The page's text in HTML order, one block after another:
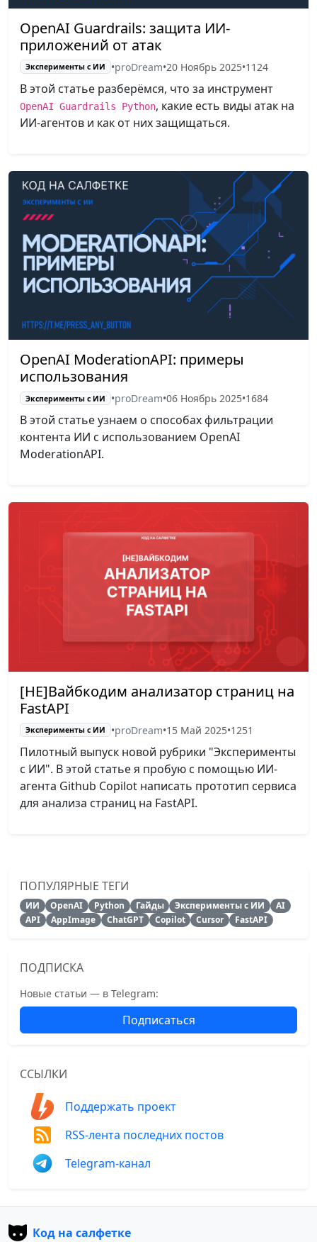
OpenAI Guardrails: защита ИИ-
приложений от атак
Эксперименты с ИИ •proDream•20 Ноябрь 2025•1124
В этой статье разберёмся, что за инструмент
OpenAI Guardrails Python, какие есть виды атак на
ИИ-агентов и как от них защищаться.
OpenAI ModerationAPI: примеры
использования
Эксперименты с ИИ •proDream•06 Ноябрь 2025•1684
В этой статье узнаем о способах фильтрации
контента ИИ с использованием OpenAI
ModerationAPI.
[НЕ]Вайбкодим анализатор страниц на
FastAPI
Эксперименты с ИИ •proDream•15 Май 2025•1251
Пилотный выпуск новой рубрики "Эксперименты
с ИИ". В этой статье я пробую с помощью ИИ-
агента Github Copilot написать прототип сервиса
для анализа страниц на FastAPI.
ПОПУЛЯРНЫЕ ТЕГИ
ИИ OpenAI Python Гайды Эксперименты с ИИ
AI
API
AppImage ChatGPT Copilot Cursor FastAPI
ПОДПИСКА
Новые статьи — в Telegram:
Подписаться
ССЫЛКИ
Поддержать проект
RSS-лента последних постов
Telegram-канал
Код на салфетке